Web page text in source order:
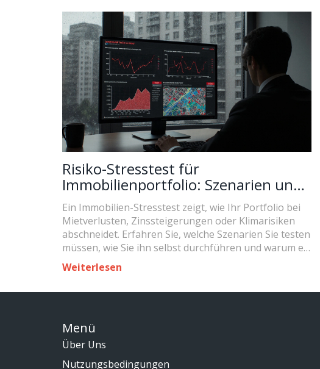
Risiko-Stresstest für
Immobilienportfolio: Szenarien und
Maßnahmen für 2025
Ein Immobilien-Stresstest zeigt, wie Ihr Portfolio bei
Mietverlusten, Zinssteigerungen oder Klimarisiken
abschneidet. Erfahren Sie, welche Szenarien Sie testen
müssen, wie Sie ihn selbst durchführen und warum er
in 2025 Pflicht ist.
Weiterlesen
Menü
Über Uns
Nutzungsbedingungen